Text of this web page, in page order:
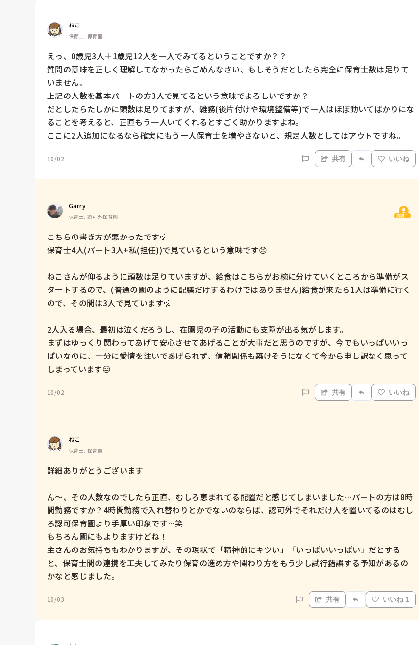
ねこ
保育士, 保育園
えっ、0歳児3人＋1歳児12人を一人でみてるということですか？？
質問の意味を正しく理解してなかったらごめんなさい、もしそうだとしたら完全に保育士数は足りて
いません。
上記の人数を基本パートの方3人で見てるという意味でよろしいですか？
だとしたらたしかに頭数は足りてますが、雑務(後片付けや環境整備等)で一人はほぼ動いてばかりにな
ることを考えると、正直もう一人いてくれるとすごく助かりますよね。
ここに2人追加になるなら確実にもう一人保育士を増やさないと、規定人数としてはアウトですね。
10/02 共有 いいね
Garry
保育士, 認可外保育園 質問主
こちらの書き方が悪かったです💦
保育士4人(パート3人+私(担任))で見ているという意味です😣
ねこさんが仰るように頭数は足りていますが、給食はこちらがお椀に分けていくところから準備がス
タートするので、(普通の園のように配膳だけするわけではありません)給食が来たら1人は準備に行く
ので、その間は3人で見ています💦
2人入る場合、最初は泣くだろうし、在園児の子の活動にも支障が出る気がします。
まずはゆっくり関わってあげて安心させてあげることが大事だと思うのですが、今でもいっぱいいっ
ぱいなのに、十分に愛情を注いであげられず、信頼関係も築けそうになくて今から申し訳なく思って
しまっています😔
10/02 共有 いいね
ねこ
保育士, 保育園
詳細ありがとうございます
ん〜、その人数なのでしたら正直、むしろ恵まれてる配置だと感じてしまいました…パートの方は8時
間勤務ですか？4時間勤務で入れ替わりとかでないのならば、認可外でそれだけ人を置いてるのはむし
ろ認可保育園より手厚い印象です…笑
もちろん園にもよりますけどね！
主さんのお気持ちもわかりますが、その現状で「精神的にキツい」「いっぱいいっぱい」だとする
と、保育士間の連携を工夫してみたり保育の進め方や関わり方をもう少し試行錯誤する予知があるの
かなと感じました。
10/03 共有 いいね 1